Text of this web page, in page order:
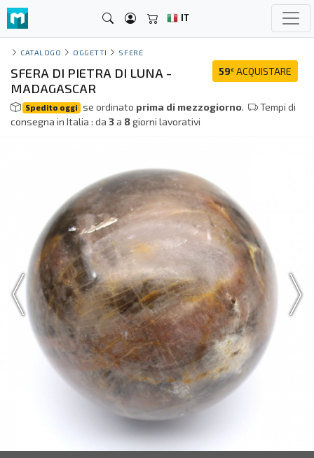
IT
CATALOGO OGGETTI SFERE
59€ ACQUISTARE
SFERA DI PIETRA DI LUNA -
MADAGASCAR
Spedito oggi se ordinato prima di mezzogiorno.
Tempi di
consegna in Italia : da 3a 8giorni lavorativi